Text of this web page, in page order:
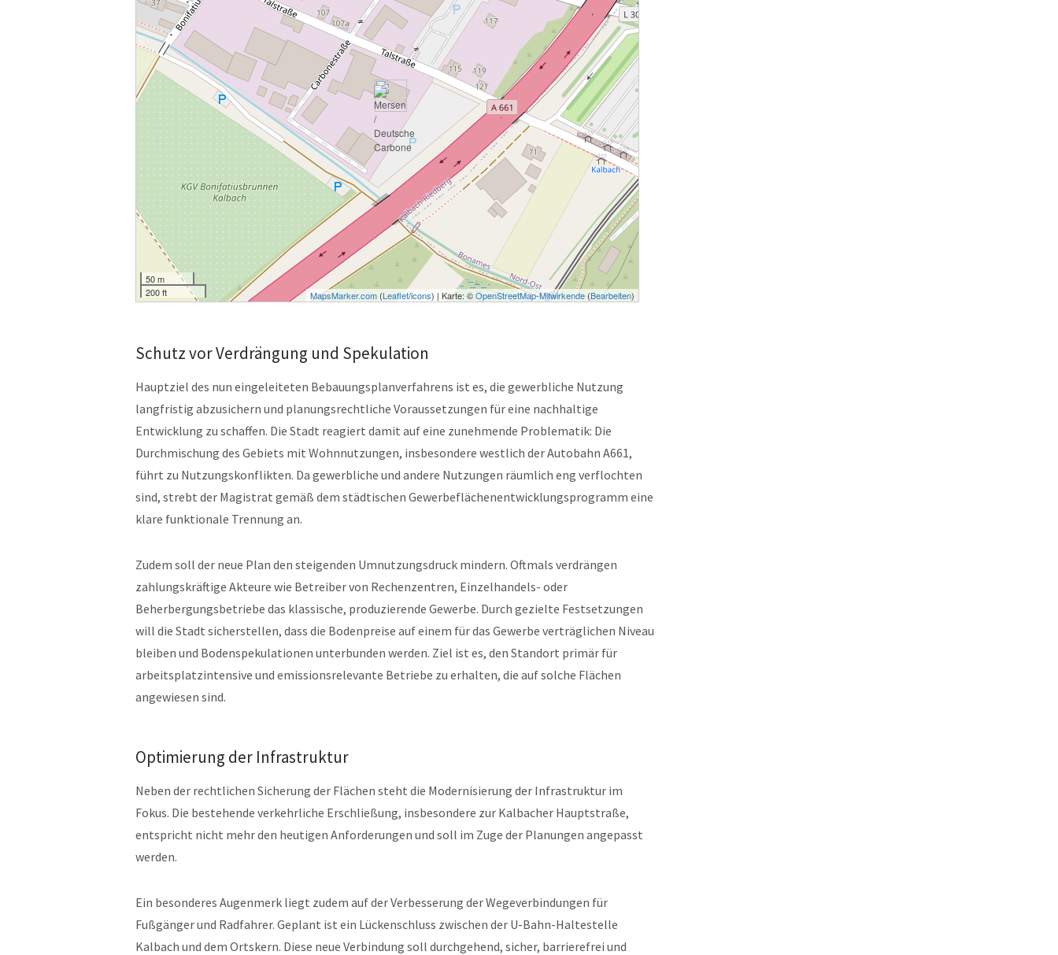
50 m
200 ft
MapsMarker.com (Leaflet/icons) | Karte: ©OpenStreetMap-Mitwirkende(Bearbeiten)
Schutz vor Verdrängung und Spekulation
Hauptziel des nun eingeleiteten Bebauungsplanverfahrens ist es, die gewerbliche Nutzung
langfristig abzusichern und planungsrechtliche Voraussetzungen für eine nachhaltige
Entwicklung zu schaffen. Die Stadt reagiert damit auf eine zunehmende Problematik: Die
Durchmischung des Gebiets mit Wohnnutzungen, insbesondere westlich der Autobahn A661,
führt zu Nutzungskonflikten. Da gewerbliche und andere Nutzungen räumlich eng verflochten
sind, strebt der Magistrat gemäß dem städtischen Gewerbeflächenentwicklungsprogramm eine
klare funktionale Trennung an.
Zudem soll der neue Plan den steigenden Umnutzungsdruck mindern. Oftmals verdrängen
zahlungskräftige Akteure wie Betreiber von Rechenzentren, Einzelhandels- oder
Beherbergungsbetriebe das klassische, produzierende Gewerbe. Durch gezielte Festsetzungen
will die Stadt sicherstellen, dass die Bodenpreise auf einem für das Gewerbe verträglichen Niveau
bleiben und Bodenspekulationen unterbunden werden. Ziel ist es, den Standort primär für
arbeitsplatzintensive und emissionsrelevante Betriebe zu erhalten, die auf solche Flächen
angewiesen sind.
Optimierung der Infrastruktur
Neben der rechtlichen Sicherung der Flächen steht die Modernisierung der Infrastruktur im
Fokus. Die bestehende verkehrliche Erschließung, insbesondere zur Kalbacher Hauptstraße,
entspricht nicht mehr den heutigen Anforderungen und soll im Zuge der Planungen angepasst
werden.
Ein besonderes Augenmerk liegt zudem auf der Verbesserung der Wegeverbindungen für
Fußgänger und Radfahrer. Geplant ist ein Lückenschluss zwischen der U-Bahn-Haltestelle
Kalbach und dem Ortskern. Diese neue Verbindung soll durchgehend, sicher, barrierefrei und